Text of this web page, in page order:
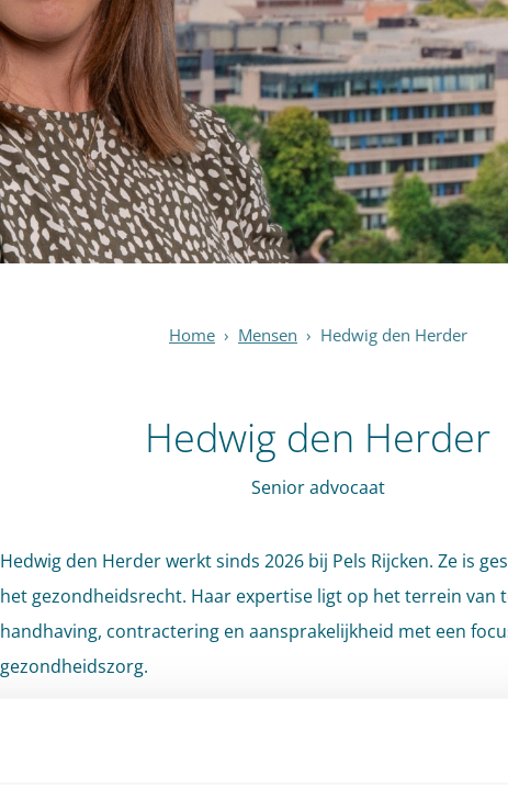
Home › Mensen › Hedwig den Herder
Hedwig den Herder
Senior advocaat
Hedwig den Herder werkt sinds 2026 bij Pels Rijcken. Ze is
het gezondheidsrecht. Haar expertise ligt op het terrein van
handhaving, contractering en aansprakelijkheid met een
gezondheidszorg.